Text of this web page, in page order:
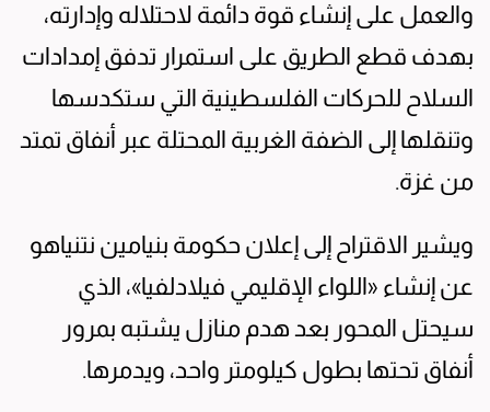
والعمل على إنشاء قوة دائمة لاحتلاله وإدارته،
بهدف قطع الطريق على استمرار تدفق إمدادات
السلاح للحركات الفلسطينية التي ستكدسها
وتنقلها إلى الضفة الغربية المحتلة عبر أنفاق تمتد
من غزة.
ويشير الاقتراح إلى إعلان حكومة بنيامين نتنياهو
عن إنشاء «اللواء الإقليمي فيلادلفيا»، الذي
سيحتل المحور بعد هدم منازل يشتبه بمرور
أنفاق تحتها بطول كيلومتر واحد، ويدمرها.